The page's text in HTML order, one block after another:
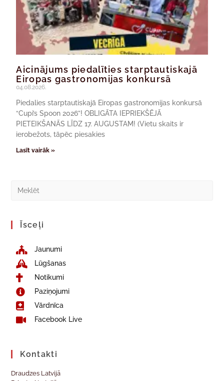
Aicinājums piedalīties starptautiskajā
Eiropas gastronomijas konkursā
04.08.2026.
Piedalies starptautiskajā Eiropas gastronomijas konkursā
“Cupi’s Spoon 2026”! OBLIGĀTA IEPRIEKŠĒJĀ
PIETEIKŠANĀS LĪDZ 17. AUGUSTAM! (Vietu skaits ir
ierobežots, tāpēc piesakies
Lasīt vairāk »
Īsceļi
Jaunumi
Lūgšanas
Notikumi
Paziņojumi
Vārdnīca
Facebook Live
Kontakti
Draudzes Latvijā